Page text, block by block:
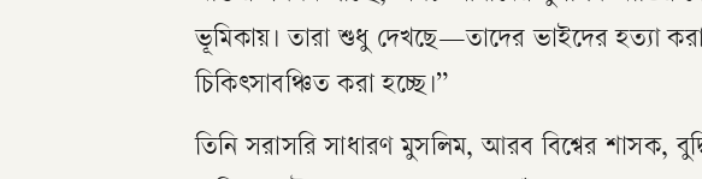
ভূমিকায়। তারা শুধু দেখছে—তাদের ভাইদের হত্যা করা
চিকিৎসাবঞ্চিত করা হচ্ছে।”
তিনি সরাসরি সাধারণ মুসলিম, আরব বিশ্বের শাসক,